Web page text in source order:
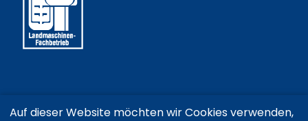
Auf dieser Website möchten wir Cookies verwenden,